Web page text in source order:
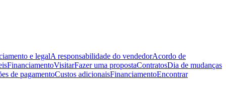
e legalA responsabilidade do vendedorAcordo de
FinanciamentoVisitarFazer uma propostaContratosDia de mudanças
de pagamentoCustos adicionaisFinanciamentoEncontrar